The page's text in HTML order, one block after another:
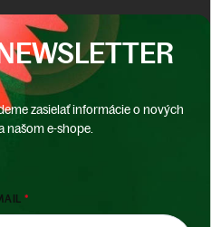
zasielať informácie o nových
našom e-shope.